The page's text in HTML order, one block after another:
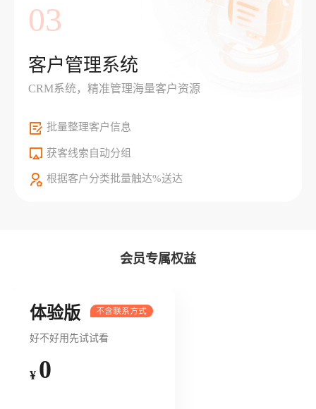
03
客户管理系统
CRM系统，精准管理海量客户资源
批量整理客户信息
获客线索自动分组
根据客户分类批量触达%送达
会员专属权益
体验版
好不好用先试试看
¥ 0